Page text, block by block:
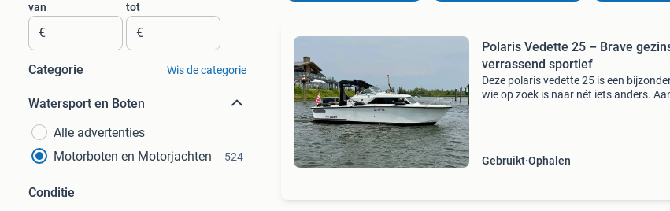
van
€
tot
€
Categorie Wis de categorie
Watersport en Boten
Alle advertenties
Motorboten en Motorjachten
524
Conditie
Polaris Vedette 25 – Brave
verrassend sportief
Deze polaris vedette 25 is een
wie op zoek is naar nét iets anders.
Gebruikt Ophalen